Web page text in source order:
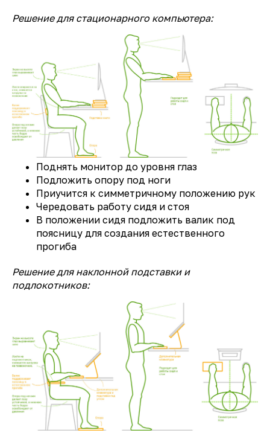
Решение для стационарного компьютера:
Поднять монитор до уровня глаз
Подложить опору под ноги
Приучится к симметричному положению рук
Чередовать работу сидя и стоя
В положении сидя подложить валик под
поясницу для создания естественного
прогиба
Решение для наклонной подставки и
подлокотников: